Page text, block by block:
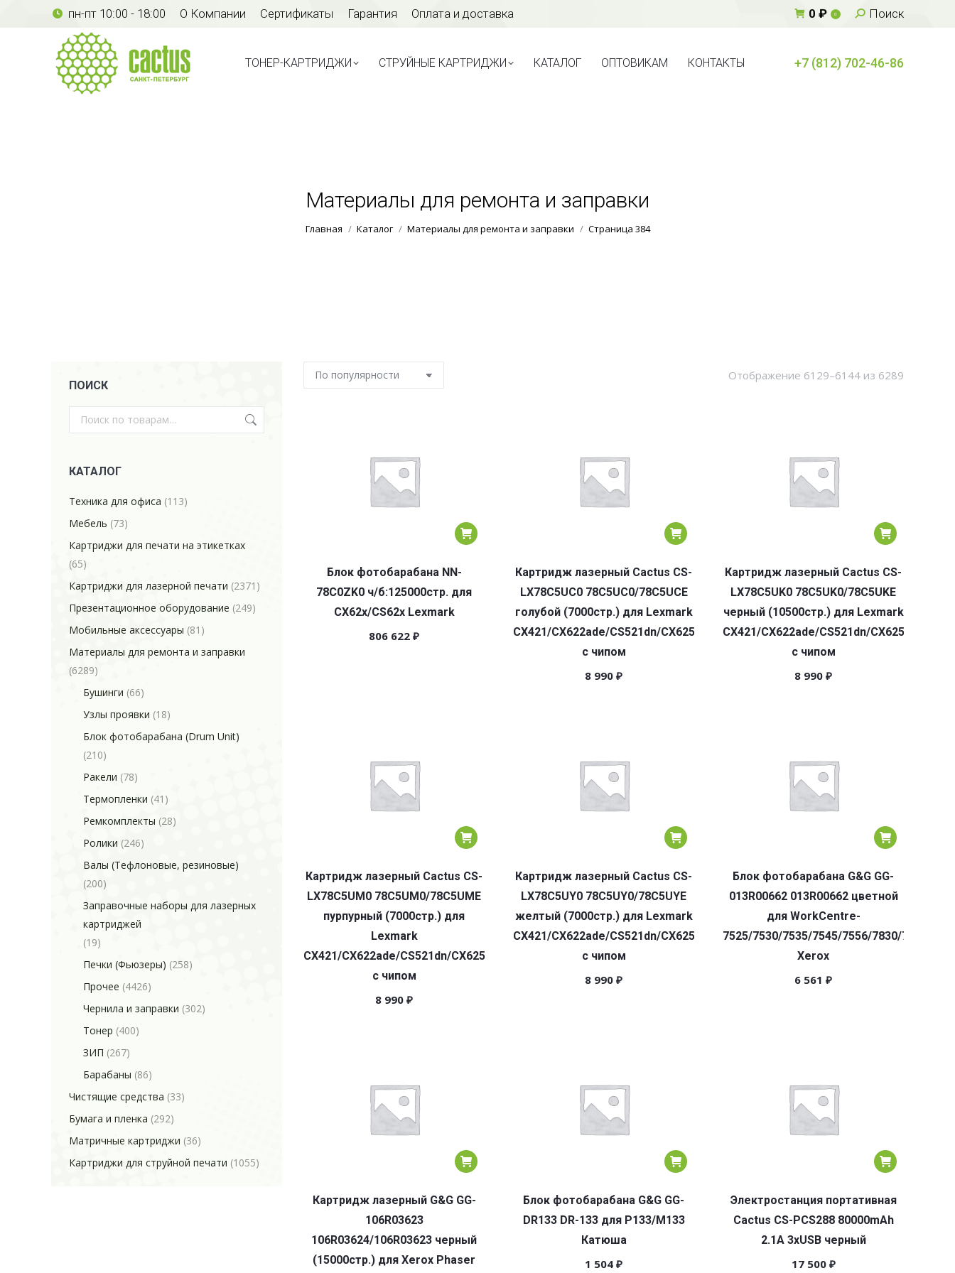
пн-пт 10:00 - 18:00 О Компании Сертификаты Гарантия Оплата и доставка 0 ₽ 0 Поиск:
Поиск
ТОНЕР-КАРТРИДЖИ СТРУЙНЫЕ КАРТРИДЖИ КАТАЛОГ ОПТОВИКАМ КОНТАКТЫ +7 (812) 702-46-86
Материалы для ремонта и заправки
Вы здесь:
Главная Каталог Материалы для ремонта и заправки Страница 384
Отображение 6129–6144 из 6289
Блок фотобарабана NN-
78C0ZK0 ч/б:125000стр. для
CX62x/CS62x Lexmark
806 622 ₽
Картридж лазерный Cactus CS-
LX78C5UC0 78C5UC0/78C5UCE
голубой (7000стр.) для Lexmark
CX421/CX622ade/CS521dn/CX625adhe/CS622de
с чипом
8 990 ₽
Картридж лазерный Cactus CS-
LX78C5UK0 78C5UK0/78C5UKE
черный (10500стр.) для Lexmark
CX421/CX622ade/CS521dn/CX625adhe/
с чипом
8 990 ₽
Картридж лазерный Cactus CS-
LX78C5UM0 78C5UM0/78C5UME
пурпурный (7000стр.) для
Lexmark
CX421/CX622ade/CS521dn/CX625adhe/CS622de
с чипом
8 990 ₽
Картридж лазерный Cactus CS-
LX78C5UY0 78C5UY0/78C5UYE
желтый (7000стр.) для Lexmark
CX421/CX622ade/CS521dn/CX625adhe/CS622de
с чипом
8 990 ₽
Блок фотобарабана G&G GG-
013R00662 013R00662 цветной
для WorkCentre-
7525/7530/7535/7545/7556/7830/7835/
Xerox
6 561 ₽
Картридж лазерный G&G GG-
106R03623
106R03624/106R03623 черный
(15000стр.) для Xerox Phaser
Блок фотобарабана G&G GG-
DR133 DR-133 для P133/M133
Катюша
1 504 ₽
Электростанция портативная
Cactus CS-PCS288 80000mAh
2.1A 3xUSB черный
17 500 ₽
ПОИСК
КАТАЛОГ
Техника для офиса (113)
Мебель (73)
Картриджи для печати на этикетках
(65)
Картриджи для лазерной печати (2371)
Презентационное оборудование (249)
Мобильные аксессуары (81)
Материалы для ремонта и заправки
(6289)
Бушинги (66)
Узлы проявки (18)
Блок фотобарабана (Drum Unit)
(210)
Ракели (78)
Термопленки (41)
Ремкомплекты (28)
Ролики (246)
Валы (Тефлоновые, резиновые)
(200)
Заправочные наборы для лазерных
картриджей
(19)
Печки (Фьюзеры) (258)
Прочее (4426)
Чернила и заправки (302)
Тонер (400)
ЗИП (267)
Барабаны (86)
Чистящие средства (33)
Бумага и пленка (292)
Матричные картриджи (36)
Картриджи для струйной печати (1055)